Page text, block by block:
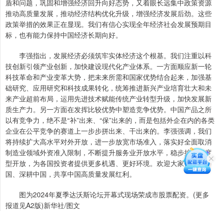
盾和问题，巩固和增强经济回升向好态势，又着眼长远集中政策资源
推动高质量发展，推动经济结构优化升级，增强经济发展后劲。这些
政策举措的效果正在显现。我们有信心实现全年经济社会发展预期目
标，也有能力保持中国经济长期向好。
李强指出，发展经济必须筑牢实体经济这个根基。我们注重以科
技创新引领产业创新，加快建设现代化产业体系。一方面顺应新一轮
科技革命和产业变革大势，把未来所需和国家优势结合起来，加强基
础研究、应用研究和科技成果转化，统筹推进新兴产业培育壮大和未
来产业超前布局，运用先进技术赋能传统产业转型升级，加快发展新
质生产力。另一方面在发挥比较优势中塑造竞争优势。中国产品之所
以有竞争力，绝不是“补”出来、“保”出来的，而是包括外企在内的各类
企业在公平竞争的赛道上一步步拼出来、干出来的。李强强调，我们
将持续扩大高水平对外开放，进一步放宽市场准入，落实好全面取消
制造业领域外资准入限制，不断提升服务业开放水平，稳步扩大制度
型开放，为各国投资者提供更多机遇、更好环境。欢迎大家投资中
国、深耕中国，共享中国高质量发展红利。
图为2024年夏季达沃斯论坛开幕式现场荣成市股票配资。(更多
报道见A2版)新华社/图文